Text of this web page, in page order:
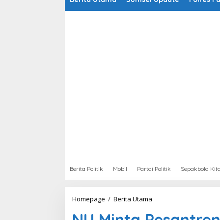
Berita Politik Mobil Partai Politik Sepakbola Kita
Homepage / Berita Utama
M